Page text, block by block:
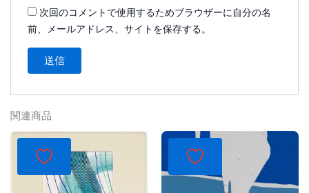
次回のコメントで使用するためブラウザーに自分の名
前、メールアドレス、サイトを保存する。
関連商品